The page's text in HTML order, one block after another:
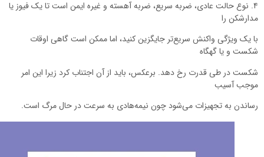
۴. نوع حالت عادی، ضربه سریع، ضربه آهسته و غیره ایمن است تا یک فیوز یا
را
یک ویژگی واکنش سریع‌تر جایگزین کنید، اما ممکن است گاهی اوقات
و یا گهگاه
در طی قدرت رخ دهد. برعکس، باید از آن اجتناب کرد زیرا این امر
آسیب
به تجهیزات می‌شود چون نیمه‌هادی به سرعت در حال مرگ است.